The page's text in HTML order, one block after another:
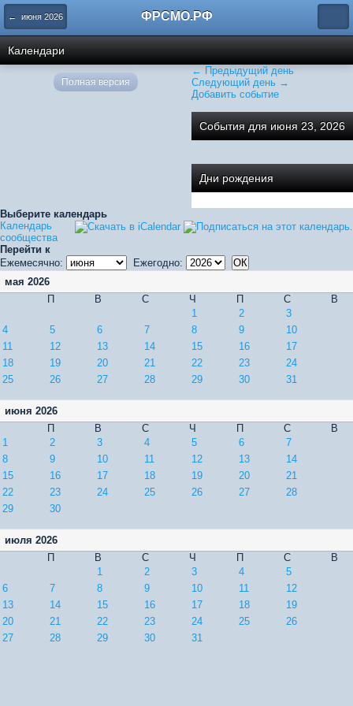
← июня 2026 ФРСМО.РФ
Календари
← Предыдущий день
Следующий день →
Добавить событие
События для июня 23, 2026
Дни рождения
Выберите календарь
Календарь
сообщества
Перейти к
Ежемесячно:
Ежегодно:
мая 2026
П
В С Ч П С
В
1
2
3
4
5 6 7 8 9
10
11
12 13 14 15 16
17
18
19 20 21 22 23
24
25
26 27 28 29 30 31
июня 2026
П
В С Ч П С
В
1
2 3 4 5 6
7
8
9 10 11 12 13
14
15
16 17 18 19 20
21
22
23 24 25 26 27
28
29
30
июля 2026
П
В С Ч П С
В
1
2 3 4
5
6
7 8 9 10 11
12
13
14 15 16 17 18
19
20
21 22 23 24 25
26
27
28 29 30 31
Полная версия